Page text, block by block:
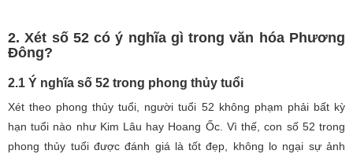
2. Xét số 52 có ý nghĩa gì trong văn hóa Phương
Đông?
2.1 Ý nghĩa số 52 trong phong thủy tuổi
Xét theo phong thủy tuổi, người tuổi 52 không phạm phải bất kỳ
hạn tuổi nào như Kim Lâu hay Hoang Ốc. Vì thế, con số 52 trong
phong thủy tuổi được đánh giá là tốt đẹp, không lo ngại sự ảnh